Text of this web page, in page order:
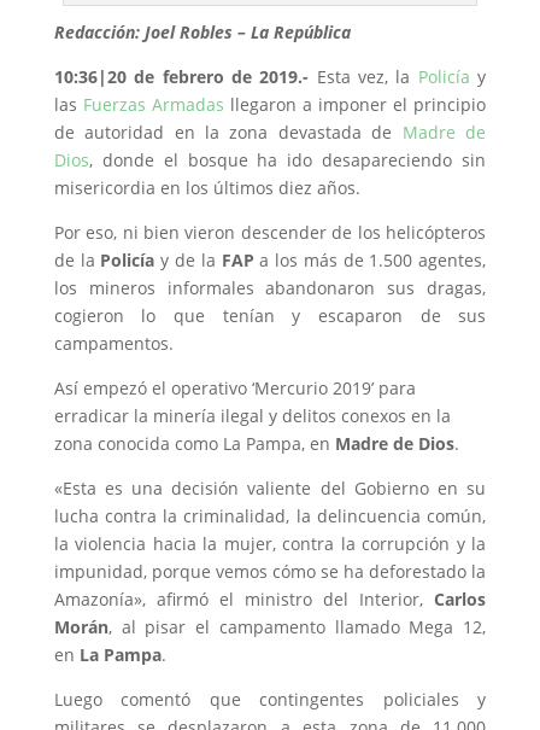
Redacción: Joel Robles – La República
10:36|20 de febrero de 2019.- Esta vez, la Policía y
las Fuerzas Armadas llegaron a imponer el principio
de autoridad en la zona devastada de Madre de
Dios, donde el bosque ha ido desapareciendo sin
misericordia en los últimos diez años.
Por eso, ni bien vieron descender de los helicópteros
de la Policía y de la FAP a los más de 1.500 agentes,
los mineros informales abandonaron sus dragas,
cogieron lo que tenían y escaparon de sus
campamentos.
Así empezó el operativo ‘Mercurio 2019’ para
erradicar la minería ilegal y delitos conexos en la
zona conocida como La Pampa, en Madre de Dios.
«Esta es una decisión valiente del Gobierno en su
lucha contra la criminalidad, la delincuencia común,
la violencia hacia la mujer, contra la corrupción y la
impunidad, porque vemos cómo se ha deforestado la
Amazonía», afirmó el ministro del Interior,Carlos
Morán, al pisar el campamento llamado Mega 12,
en La Pampa.
Luego comentó que contingentes policiales y